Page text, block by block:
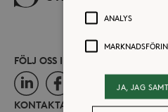
FÖLJ OSS I SOCIALA MEDIER
LinkedInFacebook
KONTAKTA OSS
ANALYS
JA, JAG